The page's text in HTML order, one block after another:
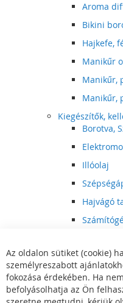
Aroma
Bikini
Hajkefe,
Manikűr
Manikűr,
Manikűr,
Kiegészítők,
Borotva,
Illóolaj
Hajvágó
Hajvágó
Szórakoztató
Multimédia
DVD,
Az oldalon sütiket (cookie)
személyreszabott
fokozása érdekében. Ha
befolyásolhatja az Ön